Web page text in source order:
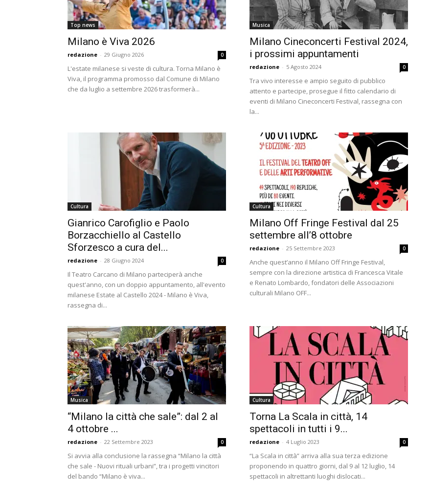
Top news
Milano è Viva 2026
redazione - 29 Giugno 2026 0
L'estate milanese si veste di cultura. Torna Milano è
Viva, il programma promosso dal Comune di Milano
che da luglio a settembre 2026 trasformerà...
Musica
Milano Cineconcerti Festival 2024,
i prossimi appuntamenti
redazione - 5 Agosto 2024 0
Tra vivo interesse e ampio seguito di pubblico
attento e partecipe, prosegue il fitto calendario di
eventi di Milano Cineconcerti Festival, rassegna con
la...
Cultura
Gianrico Carofiglio e Paolo
Borzacchiello al Castello
Sforzesco a cura del...
redazione - 28 Giugno 2024 0
Il Teatro Carcano di Milano parteciperà anche
quest'anno, con un doppio appuntamento, all'evento
milanese Estate al Castello 2024 - Milano è Viva,
rassegna di...
Cultura
Milano Off Fringe Festival dal 25
settembre all’8 ottobre
redazione - 25 Settembre 2023 0
Anche quest’anno il Milano Off Fringe Festival,
sempre con la direzione artistica di Francesca Vitale
e Renato Lombardo, fondatori delle Associazioni
culturali Milano OFF...
Musica
“Milano la città che sale”: dal 2 al
4 ottobre ...
redazione - 22 Settembre 2023 0
Si avvia alla conclusione la rassegna “Milano la città
che sale - Nuovi rituali urbani”, tra i progetti vincitori
del bando “Milano è viva...
Cultura
Torna La Scala in città, 14
spettacoli in tutti i 9...
redazione - 4 Luglio 2023 0
“La Scala in città” arriva alla sua terza edizione
proponendo in quattro giorni, dal 9 al 12 luglio, 14
spettacoli in altrettanti luoghi dislocati...